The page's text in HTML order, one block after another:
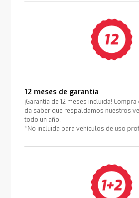
12 meses de garantía
¡Garantía de 12 meses incluida!
da saber que respaldamos nuestros
todo un año.
*No incluida para vehículos de uso